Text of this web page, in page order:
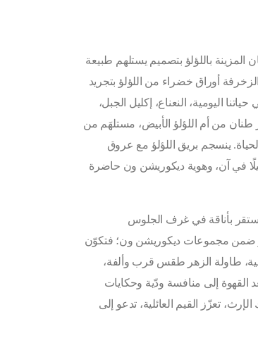
باللؤلؤ بتصميم يستلهم طبيعة
أوراق خضراء من اللؤلؤ بتجريد
اليومية، النعناع، إكليل الجبل،
من أم اللؤلؤ الأبيض، مستلهَم من
ينسجم بريق اللؤلؤ مع عروق
في آن، وهوية ديكوريشن ون حاضرة
بأناقة في غرف الجلوس
ضمن مجموعات ديكوريشن ون؛ فتكوّن
طاولة الزهر طقس قرب وألفة،
القهوة إلى منافسة ودّية وحكايات
تعزّز القيم العائلية، تدعو إلى